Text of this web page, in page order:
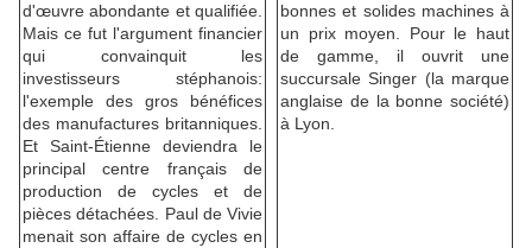
d'œuvre abondante et qualifiée.
Mais ce fut l'argument financier
qui convainquit les
investisseurs stéphanois:
l'exemple des gros bénéfices
des manufactures britanniques.
Et Saint-Étienne deviendra le
principal centre français de
production de cycles et de
pièces détachées. Paul de Vivie
menait son affaire de cycles en
bonnes et solides machines à
un prix moyen. Pour le haut
de gamme, il ouvrit une
succursale Singer (la marque
anglaise de la bonne société)
à Lyon.